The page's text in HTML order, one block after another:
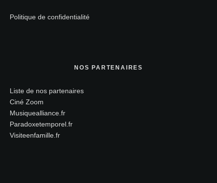
Politique de confidentialité
NOS PARTENAIRES
Liste de nos partenaires
Ciné Zoom
Musiquealliance.fr
Paradoxetemporel.fr
Visiteenfamille.fr